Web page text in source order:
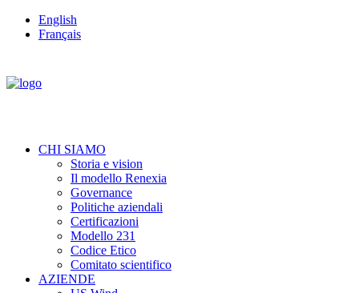
English
Français
CHI SIAMO
Storia e vision
Il modello Renexia
Governance
Politiche aziendali
Certificazioni
Modello 231
Codice Etico
Comitato scientifico
AZIENDE